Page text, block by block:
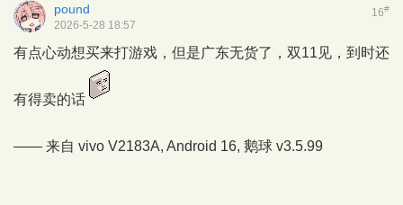
16#
pound
2026-5-28 18:57
有点心动想买来打游戏，但是广东无货了，双11见，到时还
有得卖的话
—— 来自 vivo V2183A, Android 16, 鹅球 v3.5.99